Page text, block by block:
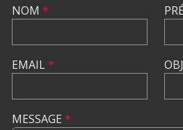
NOM *
EMAIL*
MESSAGE *